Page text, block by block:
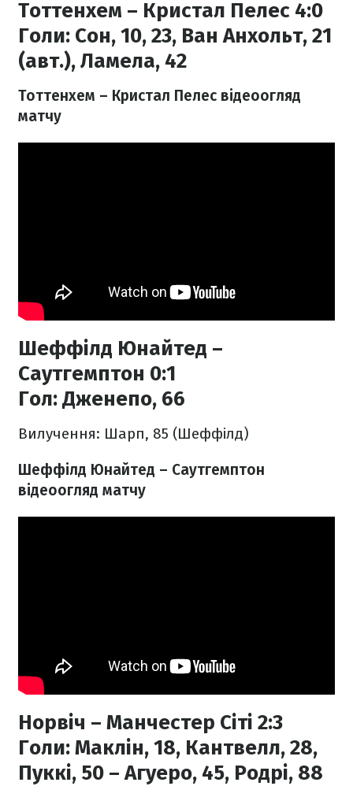
Тоттенхем – Кристал Пелес 4:0
Голи: Сон, 10, 23, Ван Анхольт, 21
(авт.), Ламела, 42
Тоттенхем – Кристал Пелес відеоогляд
матчу
Шеффілд Юнайтед –
Саутгемптон 0:1
Гол:Дженепо, 66
Вилучення: Шарп, 85 (Шеффілд)
Шеффілд Юнайтед – Саутгемптон
відеоогляд матчу
Норвіч – Манчестер Сіті 2:3
Голи:Маклін, 18, Кантвелл, 28,
Пуккі, 50 – Агуеро, 45, Родрі, 88